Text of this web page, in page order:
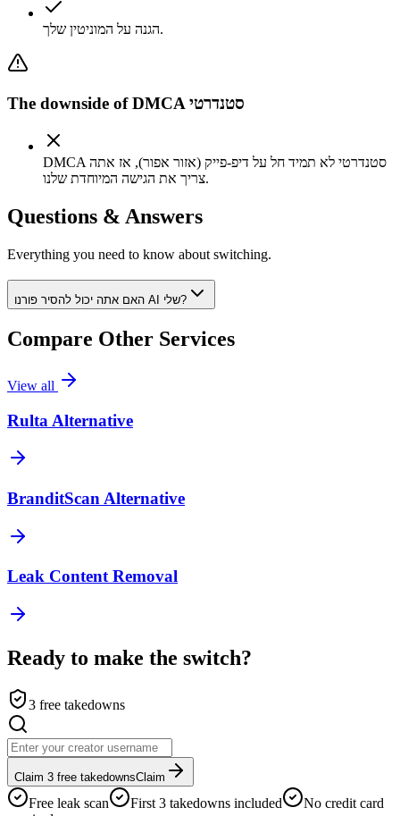
הגנה על המוניטין שלך.
The downside of DMCA סטנדרטי
DMCA סטנדרטי לא תמיד חל על דיפ-פייק (אזור אפור), אז אתה
צריך את הגישה המיוחדת שלנו.
Questions & Answers
Everything you need to know about switching.
האם אתה יכול להסיר פורנו AI שלי?
Compare Other Services
View all
Rulta Alternative
BranditScan Alternative
Leak Content Removal
Ready to make the switch?
3 free takedowns
Claim 3 free takedownsClaim
Free leak scan First 3 takedowns included
No credit card